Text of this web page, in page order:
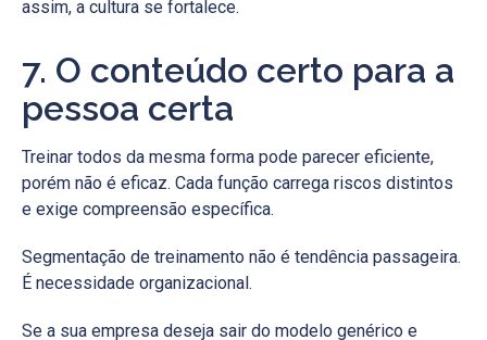
assim, a cultura se fortalece.
7. O conteúdo certo para a
pessoa certa
Treinar todos da mesma forma pode parecer eficiente,
porém não é eficaz. Cada função carrega riscos distintos
e exige compreensão específica.
Segmentação de treinamento não é tendência passageira.
É necessidade organizacional.
Se a sua empresa deseja sair do modelo genérico e